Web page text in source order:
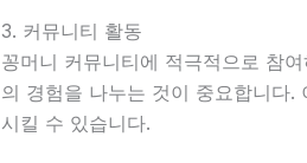
3. 커뮤니티 활동
꽁머니 커뮤니티에 적극적으로 참
의 경험을 나누는 것이 중요합니다
시킬 수 있습니다.